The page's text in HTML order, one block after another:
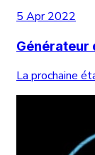
5 Apr 2022
Générateur
La prochaine